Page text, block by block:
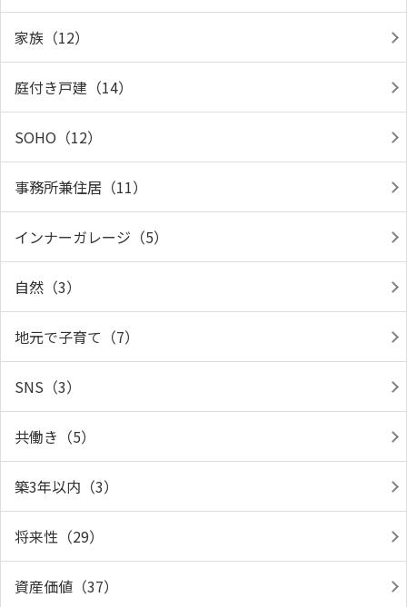
家族（12）
庭付き戸建（14）
SOHO（12）
事務所兼住居（11）
インナーガレージ（5）
自然（3）
地元で子育て（7）
SNS（3）
共働き（5）
築3年以内（3）
将来性（29）
資産価値（37）